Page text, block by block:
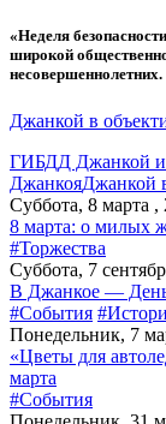
«Неделя
широкой
несовершеннолетних.
Джанкой в
ГИБДД Джанкой и
ДжанкояДжанкой
Суббота, 8 марта ,
8 марта: о милых
#Торжества
Суббота, 7
В Джанкое — День
#События
Понедельник, 7
«Цветы для
марта
#События